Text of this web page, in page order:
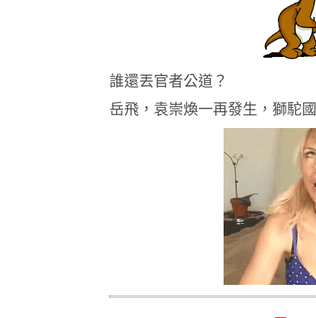
誰還丟官者公道？
岳飛，袁崇煥一再發生，獅駝